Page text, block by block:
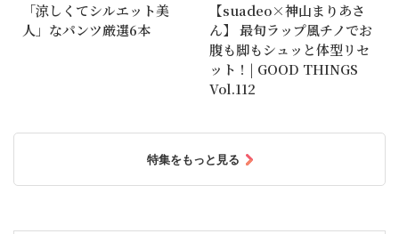
「涼しくてシルエット美
人」なパンツ厳選6本
【suadeo×神山まりあさ
ん】 最旬ラップ風チノでお
腹も脚もシュッと体型リセ
ット！| GOOD THINGS
Vol.112
特集をもっと見る